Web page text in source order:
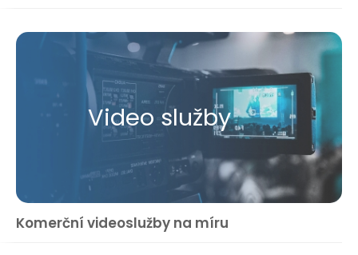
Video služby
Komerční videoslužby na míru